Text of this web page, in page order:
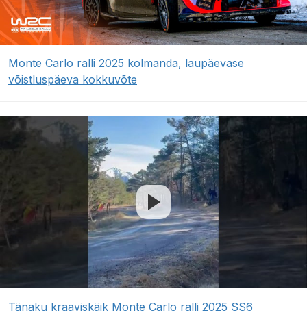
Monte Carlo ralli 2025 kolmanda, laupäevase
võistluspäeva kokkuvõte
Tänaku kraaviskäik Monte Carlo ralli 2025 SS6